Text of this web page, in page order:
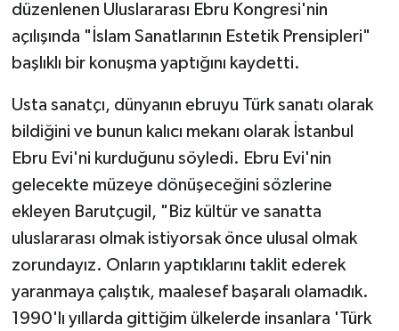
düzenlenen Uluslararası Ebru Kongresi'nin
açılışında "İslam Sanatlarının Estetik Prensipleri"
başlıklı bir konuşma yaptığını kaydetti.
Usta sanatçı, dünyanın ebruyu Türk sanatı olarak
bildiğini ve bunun kalıcı mekanı olarak İstanbul
Ebru Evi'ni kurduğunu söyledi. Ebru Evi'nin
gelecekte müzeye dönüşeceğini sözlerine
ekleyen Barutçugil, "Biz kültür ve sanatta
uluslararası olmak istiyorsak önce ulusal olmak
zorundayız. Onların yaptıklarını taklit ederek
yaranmaya çalıştık, maalesef başaralı olamadık.
1990'lı yıllarda gittiğim ülkelerde insanlara 'Türk